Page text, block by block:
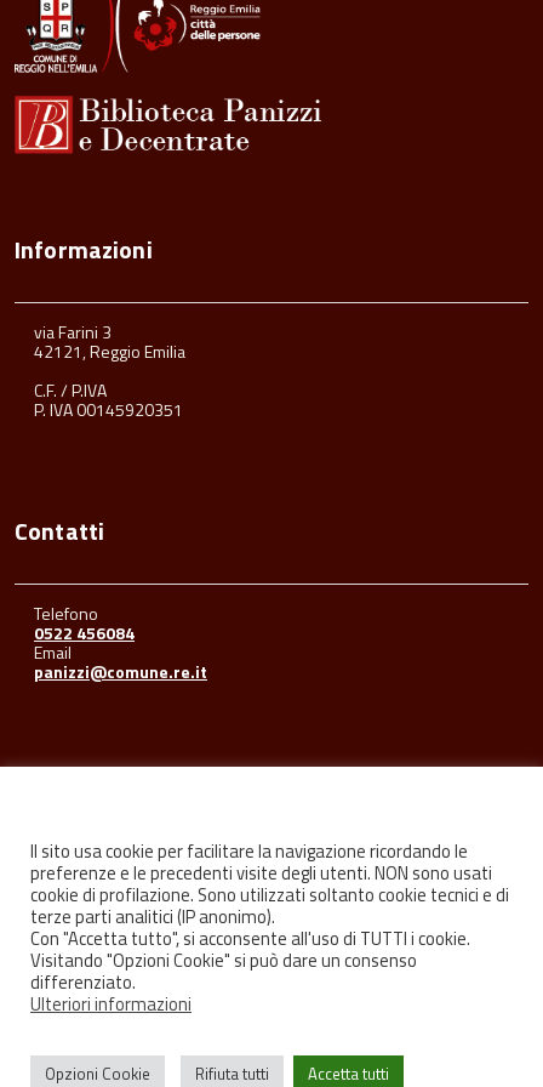
Informazioni
via Farini 3
42121, Reggio Emilia
C.F. / P.IVA
P. IVA 00145920351
Contatti
Telefono
0522 456084
Email
panizzi@comune.re.it
FacebookYoutubeInstagram
Privacy Credits
Il sito usa cookie per facilitare la navigazione ricordando le
preferenze e le precedenti visite degli utenti. NON sono usati
cookie di profilazione. Sono utilizzati soltanto cookie tecnici e di
terze parti analitici (IP anonimo).
Con "Accetta tutto", si acconsente all'uso di TUTTI i cookie.
Visitando "Opzioni Cookie" si può dare un consenso
differenziato.
Ulteriori informazioni
Opzioni Cookie Rifiuta tutti Accetta tutti